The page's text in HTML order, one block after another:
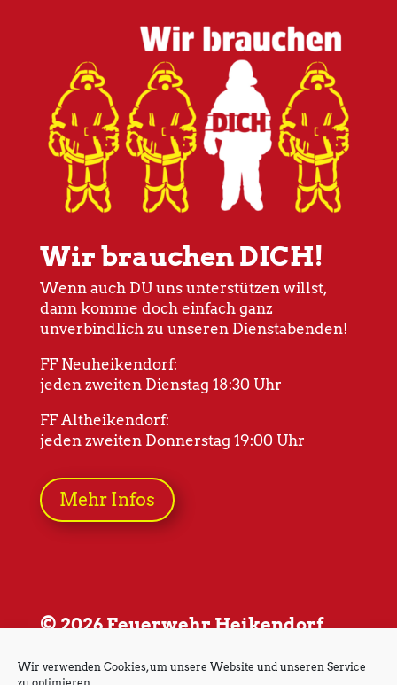
Wir verwenden Cookies, um unsere Website und unseren Service
Wir brauchen DICH!
Wenn auch DU uns unterstützen willst,
dann komme doch einfach ganz
unverbindlich zu unseren Dienstabenden!
FF Neuheikendorf:
jeden zweiten Dienstag 18:30 Uhr
FF Altheikendorf:
jeden zweiten Donnerstag 19:00 Uhr
Mehr Infos
© 2026 Feuerwehr Heikendorf